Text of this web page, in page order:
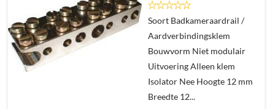
Details
In
winkelmand
Soort Badkameraardrail /
Aardverbindingsklem
Bouwvorm Niet modulair
Uitvoering Alleen klem
Isolator Nee Hoogte 12 mm
Breedte 12...